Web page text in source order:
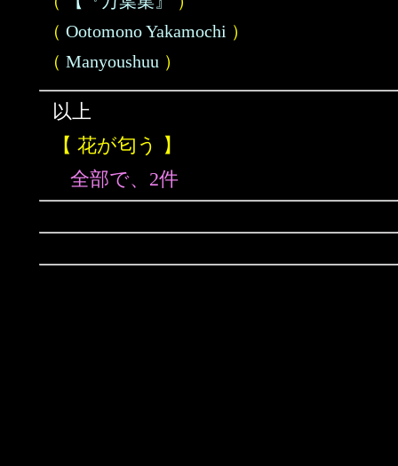
（ Ootomono Yakamochi ）
（ Manyoushuu ）
以上
【 花が匂う 】
全部で、2件